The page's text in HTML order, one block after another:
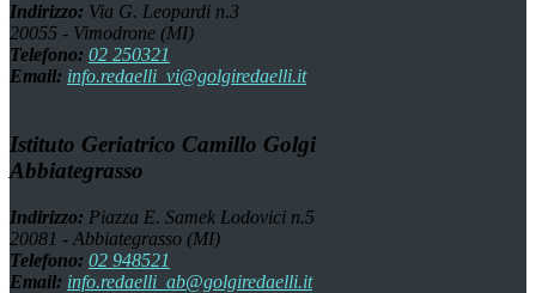
Indirizzo: Via G. Leopardi n.3
20055 - Vimodrone (MI)
Telefono: 02 250321
Email: info.redaelli_vi@golgiredaelli.it
Istituto Geriatrico Camillo Golgi
Abbiategrasso
Indirizzo: Piazza E. Samek Lodovici n.5
20081 - Abbiategrasso (MI)
Telefono: 02 948521
Email: info.redaelli_ab@golgiredaelli.it